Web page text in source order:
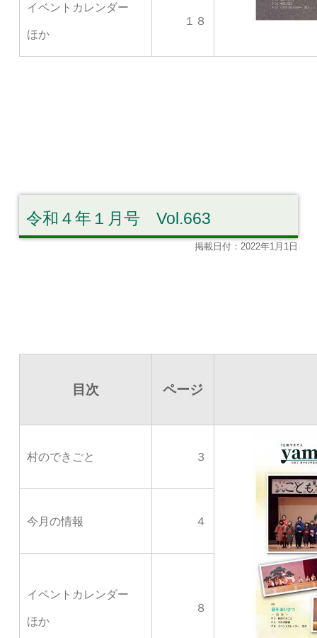
イベントカレンダー
ほか
１８
令和４年１月号 Vol.663
掲載日付：2022年1月1日
目次 ページ
村のできごと ３
今月の情報 ４
イベントカレンダー
ほか
８